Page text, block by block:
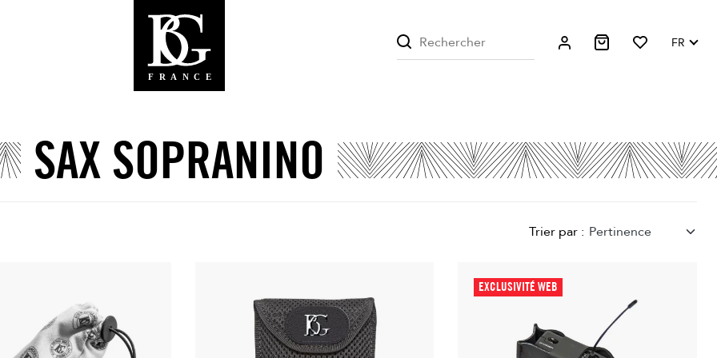
FR
SAX SOPRANINO
Trier par : Pertinence
EXCLUSIVITÉ WEB